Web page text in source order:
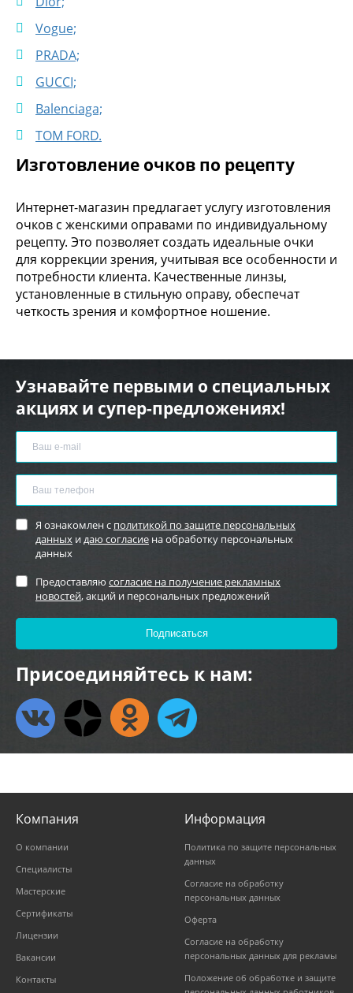
Vogue;
PRADA;
GUCCI;
Balenciaga;
TOM FORD.
Изготовление очков по рецепту
Интернет-магазин предлагает услугу изготовления
очков с женскими оправами по индивидуальному
рецепту. Это позволяет создать идеальные очки
для коррекции зрения, учитывая все особенности и
потребности клиента. Качественные линзы,
установленные в стильную оправу, обеспечат
четкость зрения и комфортное ношение.
Узнавайте первыми о специальных
акциях и супер-предложениях!
Я ознакомлен с политикой по защите персональных
данных идаю согласие на обработку персональных
данных
Предоставляю согласие на получение рекламных
новостей, акций и персональных предложений
Присоединяйтесь к нам:
Компания
О компании
Специалисты
Мастерские
Сертификаты
Лицензии
Вакансии
Контакты
Информация
Политика по защите персональных
данных
Согласие на обработку
персональных данных
Оферта
Согласие на обработку
персональных данных для рекламы
Положение об обработке и защите